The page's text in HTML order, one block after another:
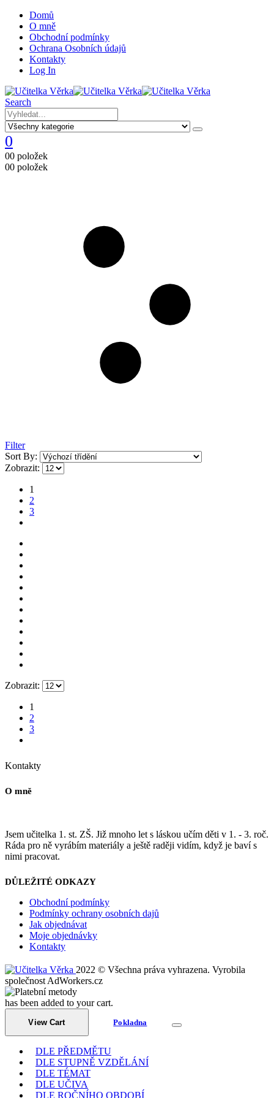
Domů
O mně
Obchodní podmínky
Ochrana Osobních údajů
Kontakty
Log In
Search
0
00 položek
00 položek
Filter
Sort By:
Zobrazit:
1
2
3
Zobrazit:
1
2
3
Kontakty
O mně
Jsem učitelka 1. st. ZŠ. Již mnoho let s láskou učím děti v 1. - 3. roč.
Ráda pro ně vyrábím materiály a ještě raději vidím, když je baví s
nimi pracovat.
DŮLEŽITÉ ODKAZY
Obchodní podmínky
Podmínky ochrany osobních dajů
Jak objednávat
Moje objednávky
Kontakty
2022 © Všechna práva vyhrazena. Vyrobila
společnost AdWorkers.cz
has been added to your cart.
View Cart Pokladna
DLE PŘEDMĚTU
DLE STUPNĚ VZDĚLÁNÍ
DLE TÉMAT
DLE UČIVA
DLE ROČNÍHO OBDOBÍ